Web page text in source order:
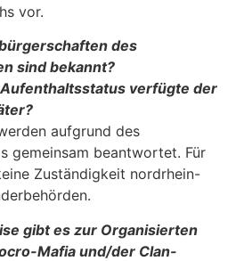
vor.
des
sind bekannt?
verfügte der
aufgrund des
gemeinsam beantwortet. Für
Zuständigkeit nordrhein-
gibt es zur Organisierten
Mafia und/der Clan-